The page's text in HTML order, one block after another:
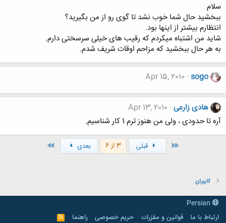
سلام
ببخشید حال شما خوب نشد تا گوی رو از من بگیرید؟
انتظارم بیشتر از اینها بود.
شاید من اشتباه میکردم که رقیب های خیلی سرسختی دارم.
به هر حال ببخشید که مزاحم اوقات شریف شدم.
sogo
Apr 15, 2010
هادی زارعی Apr 13, 2010
آره تا حدودی ، ولی من هنوز ترم 1 کار شناسیم.
اول قبلی 3 از 6 بعدی
کاربران
ارتباط با ما
قوانین و مقرّرات حریم خصوصی راهنما
R